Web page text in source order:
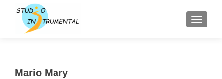
Mario Mary